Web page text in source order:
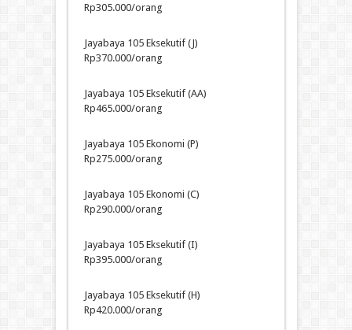
Rp305.000/orang
Jayabaya 105 Eksekutif (J)
Rp370.000/orang
Jayabaya 105 Eksekutif (AA)
Rp465.000/orang
Jayabaya 105 Ekonomi (P)
Rp275.000/orang
Jayabaya 105 Ekonomi (C)
Rp290.000/orang
Jayabaya 105 Eksekutif (I)
Rp395.000/orang
Jayabaya 105 Eksekutif (H)
Rp420.000/orang